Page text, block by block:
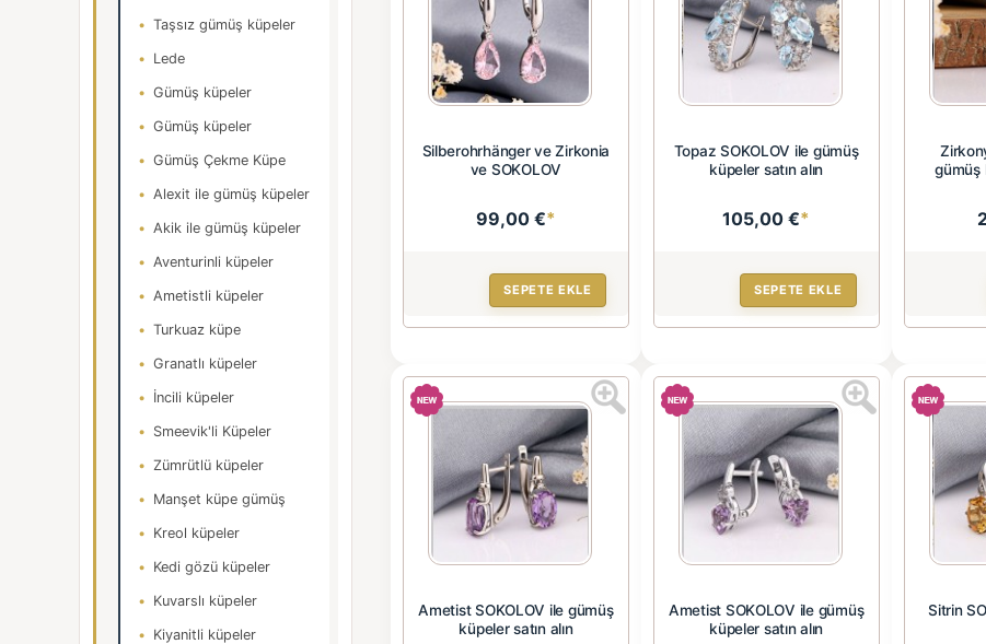
Taşsız gümüş küpeler
Lede
Gümüş küpeler
Gümüş küpeler
Gümüş Çekme Küpe
Alexit ile gümüş küpeler
Akik ile gümüş küpeler
Aventurinli küpeler
Ametistli küpeler
Turkuaz küpe
Granatlı küpeler
İncili küpeler
Smeevik'li Küpeler
Zümrütlü küpeler
Manşet küpe gümüş
Kreol küpeler
Kedi gözü küpeler
Kuvarslı küpeler
Kiyanitli küpeler
Silberohrhänger ve Zirkonia
ve SOKOLOV
99,00 €*
SEPETE EKLE
Topaz SOKOLOV ile gümüş
küpeler satın alın
105,00 €*
SEPETE EKLE
gümüş
Ametist SOKOLOV ile gümüş
küpeler satın alın
Ametist SOKOLOV ile gümüş
küpeler satın alın
Sitrin